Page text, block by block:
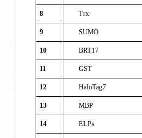
8 Trx
9 SUMO
10 BRT17
11 GST
12 HaloTag7
13 MBP
14 ELPs